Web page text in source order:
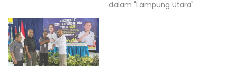
dalam "Lampung Utara"